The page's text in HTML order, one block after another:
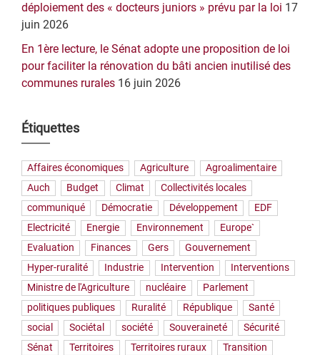
déploiement des « docteurs juniors » prévu par la loi 17
juin 2026
En 1ère lecture, le Sénat adopte une proposition de loi
pour faciliter la rénovation du bâti ancien inutilisé des
communes rurales 16 juin 2026
Étiquettes
Affaires économiques Agriculture
Agroalimentaire
Auch
Budget Climat
Collectivités locales
communiqué
Démocratie Développement
EDF
Electricité
Energie Environnement
Europe`
Evaluation
Finances Gers
Gouvernement
Hyper-ruralité
Industrie Intervention
Interventions
Ministre de l'Agriculture
nucléaire
Parlement
politiques publiques
Ruralité République
Santé
social
Sociétal société Souveraineté
Sécurité
Sénat
Territoires Territoires ruraux
Transition